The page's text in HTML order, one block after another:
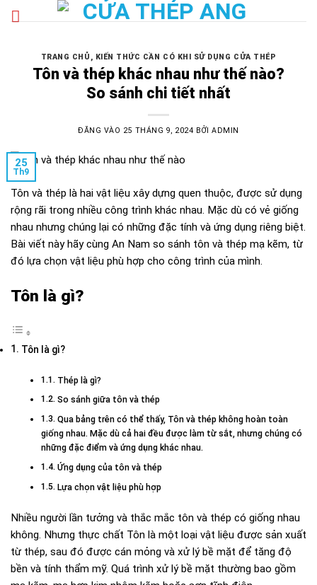
Bỏ
qua
TRANG CHỦ , KIẾN THỨC CẦN CÓ KHI SỬ DỤNG CỬA THÉP
Tôn và thép khác nhau như thế nào?
So sánh chi tiết nhất
ĐĂNG VÀO 25 THÁNG 9, 2024 BỞIADMIN
25
Th9
Tôn và thép là hai vật liệu xây dựng quen thuộc, được sử dụng
rộng rãi trong nhiều công trình khác nhau. Mặc dù có vẻ giống
nhau nhưng chúng lại có những đặc tính và ứng dụng riêng biệt.
Bài viết này hãy cùng An Nam so sánh tôn và thép mạ kẽm, từ
đó lựa chọn vật liệu phù hợp cho công trình của mình.
Tôn là gì?
Tôn là gì?
Thép là gì?
So sánh giữa tôn và thép
Qua bảng trên có thể thấy, Tôn và thép không hoàn toàn
giống nhau. Mặc dù cả hai đều được làm từ sắt, nhưng chúng có
những đặc điểm và ứng dụng khác nhau.
Ứng dụng của tôn và thép
Lựa chọn vật liệu phù hợp
Nhiều người lần tưởng và thắc mắc tôn và thép có giống nhau
không. Nhưng thực chất Tôn là một loại vật liệu được sản xuất
từ thép, sau đó được cán mỏng và xử lý bề mặt để tăng độ
bền và tính thẩm mỹ. Quá trình xử lý bề mặt thường bao gồm